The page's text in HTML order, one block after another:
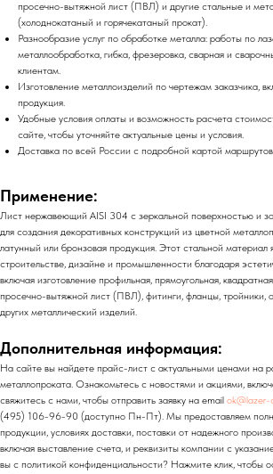
просечно-вытяжной лист (ПВЛ) и другие стальные и
(холоднокатаный и горячекатаный прокат).
Разнообразие услуг по обработке металла: работы по
металлообработка, гибка, фрезеровка, сварная и
клиентам.
Изготовление металлоизделий по чертежам заказчика,
продукция.
Удобные условия оплаты и возможность расчета
сайте, чтобы уточняйте актуальные цены и условия.
Доставка по всей России с подробной картой
Применение:
Лист нержавеющий AISI 304 с зеркальной поверхностью и
для создания декоративных конструкций из цветной
латунный или бронзовая продукция. Этот стальной материал
строительстве, дизайне и промышленности благодаря
включая изготовление профильная, прямоугольная,
просечно-вытяжной лист (ПВЛ), фитинги, фланцы, тройники,
других металлический изделий.
Дополнительная информация:
На сайте вы найдете прайс-лист с актуальными ценами на
металлопроката. Ознакомьтесь с новостями и акциями,
свяжитесь с нами, чтобы отправить заявку на email ok@lazer-
(495) 106-96-90 (доступно Пн-Пт). Мы предоставляем
продукции, условиях доставки, поставки от надежного
включая выставление счета, и реквизиты компании с
вы с политикой конфиденциальности? Нажмите клик, чтобы